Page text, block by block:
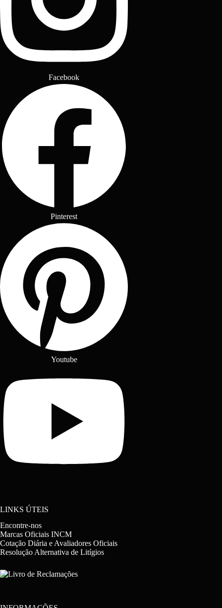
Facebook
Pinterest
Youtube
LINKS ÚTEIS
Encontre-nos
Marcas Oficiais INCM
Cotação Diária e Avaliadores Oficiais
Resolução Alternativa de Litígios